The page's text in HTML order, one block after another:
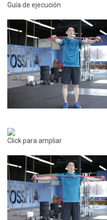
Guía de ejecución
Click para ampliar